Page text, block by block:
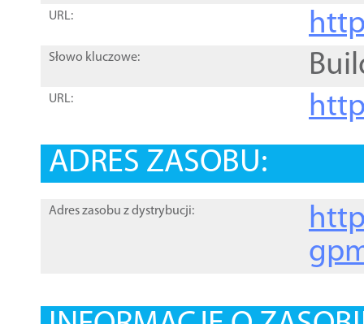
URL:
Słowo kluczowe:
URL:
ADRES ZASOBU:
Adres zasobu z dystrybucji: